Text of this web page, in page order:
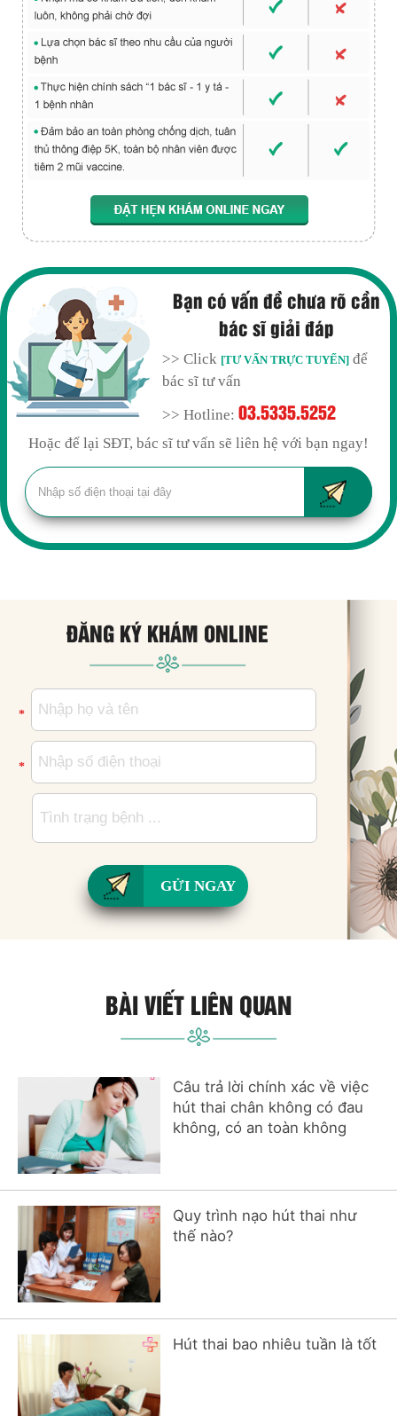
Bạn có vấn đề chưa rõ cần
bác sĩ giải đáp
>> Click [TƯ VẤN TRỰC TUYẾN] để
bác sĩ tư vấn
>> Hotline:03.5335.5252
Hoặc để lại SĐT, bác sĩ tư vấn sẽ liên hệ với bạn ngay!
ĐĂNG KÝ KHÁM ONLINE
*
*
GỬI NGAY
BÀI VIẾT LIÊN QUAN
Câu trả lời chính xác về việc
hút thai chân không có đau
không, có an toàn không
Quy trình nạo hút thai như
thế nào?
Hút thai bao nhiêu tuần là tốt